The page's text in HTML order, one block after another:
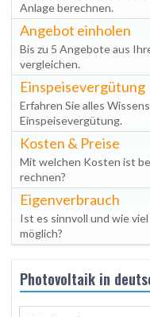
Anlage berechnen.
Angebot einholen
Bis zu 5 Angebote aus
vergleichen.
Einspeisevergütung
Erfahren Sie alles
Einspeisevergütung.
Kosten & Preise
Mit welchen Kosten ist
rechnen?
Eigenverbrauch
Ist es sinnvoll und wie
möglich?
Photovoltaik in